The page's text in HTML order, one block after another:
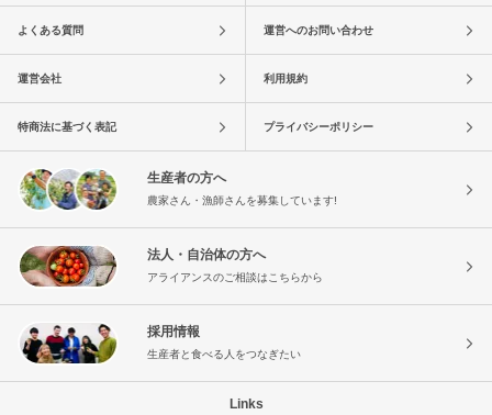
よくある質問 運営へのお問い合わせ
運営会社 利用規約
特商法に基づく表記 プライバシーポリシー
生産者の方へ
農家さん・漁師さんを募集しています!
法人・自治体の方へ
アライアンスのご相談はこちらから
採用情報
生産者と食べる人をつなぎたい
Links